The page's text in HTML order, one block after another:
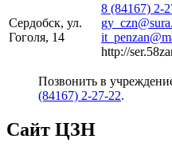
Сердобск, ул.
Гоголя, 14
8 (84167) 2-
http://
Позвонить в
(84167) 2-27-22.
Сайт ЦЗН